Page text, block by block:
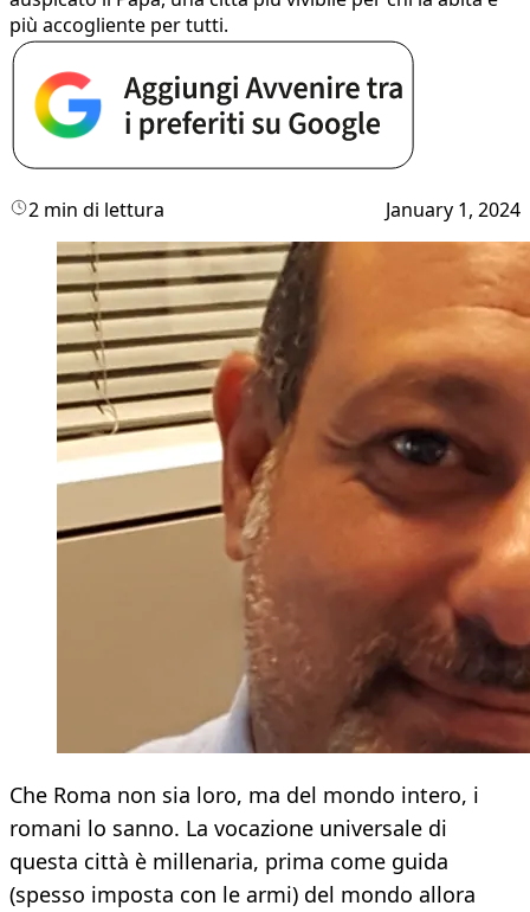
più accogliente per tutti.
2 min di lettura January 1, 2024
Che Roma non sia loro, ma del mondo intero, i
romani lo sanno. La vocazione universale di
questa città è millenaria, prima come guida
(spesso imposta con le armi) del mondo allora